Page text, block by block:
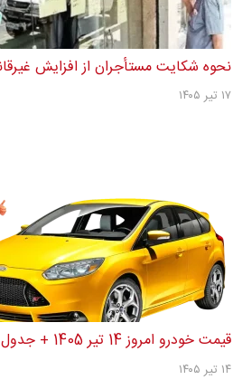
نحوه شکایت مستأجران از افزایش
۱۷ تیر ۱۴۰۵
قیمت خودرو امروز 14 تیر 1405 + جدول
۱۴ تیر ۱۴۰۵